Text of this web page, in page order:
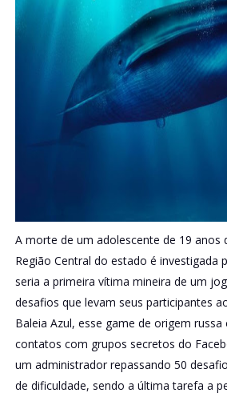
A morte de um adolescente de 19 anos
Região Central do estado é investigada
seria a primeira vítima mineira de um
desafios que levam seus participantes
Baleia Azul, esse game de origem
contatos com grupos secretos do
um administrador repassando 50
de dificuldade, sendo a última tarefa a